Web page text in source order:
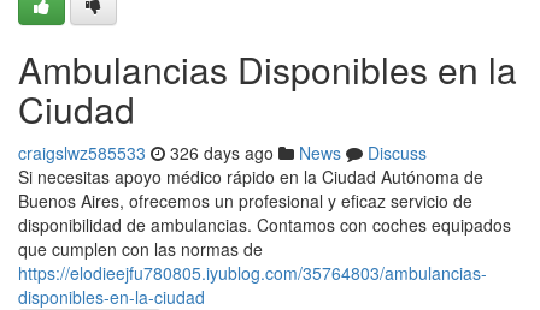
Ambulancias Disponibles en la
Ciudad
craigslwz585533 326 days ago News
Discuss
Si necesitas apoyo médico rápido en la Ciudad Autónoma de
Buenos Aires, ofrecemos un profesional y eficaz servicio de
disponibilidad de ambulancias. Contamos con coches equipados
que cumplen con las normas de
https://elodieejfu780805.iyublog.com/35764803/ambulancias-
disponibles-en-la-ciudad